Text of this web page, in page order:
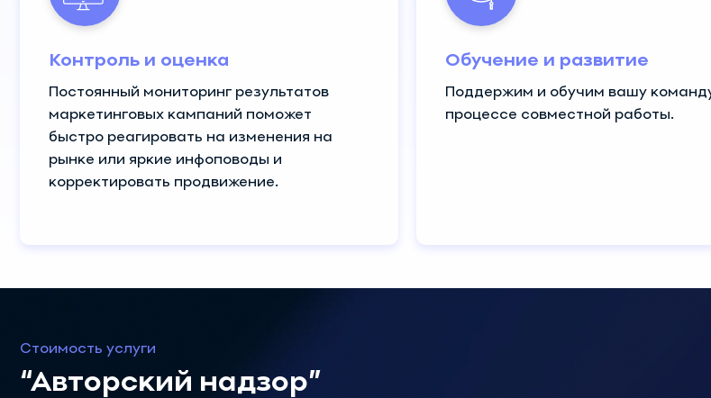
Контроль и оценка
Постоянный мониторинг результатов
маркетинговых кампаний поможет
быстро реагировать на изменения на
рынке или яркие инфоповоды и
корректировать продвижение.
Обучение и развитие
Поддержим и обучим вашу
процессе совместной работы.
Стоимость услуги
“Авторский надзор”